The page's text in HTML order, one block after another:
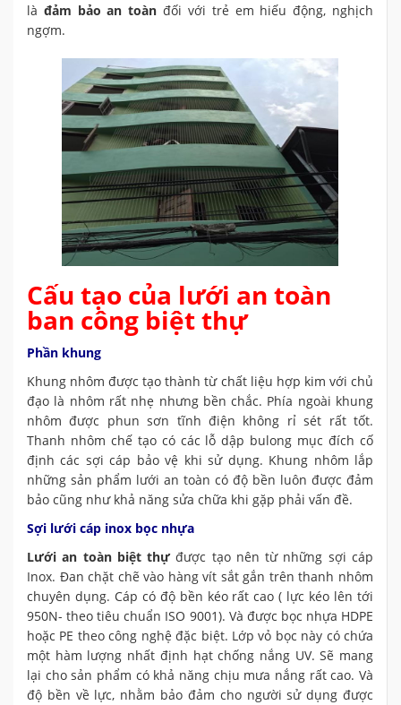
là đảm bảo an toàn đối với trẻ em hiếu động, nghịch
ngợm.
Cấu tạo của lưới an toàn
ban công biệt thự
Phần khung
Khung nhôm được tạo thành từ chất liệu hợp kim với chủ
đạo là nhôm rất nhẹ nhưng bền chắc. Phía ngoài khung
nhôm được phun sơn tĩnh điện không rỉ sét rất tốt.
Thanh nhôm chế tạo có các lỗ dập bulong mục đích cố
định các sợi cáp bảo vệ khi sử dụng. Khung nhôm lắp
những sản phẩm lưới an toàn có độ bền luôn được đảm
bảo cũng như khả năng sửa chữa khi gặp phải vấn đề.
Sợi lưới cáp inox bọc nhựa
Lưới an toàn biệt thựđược tạo nên từ những sợi cáp
Inox. Đan chặt chẽ vào hàng vít sắt gắn trên thanh nhôm
chuyên dụng. Cáp có độ bền kéo rất cao ( lực kéo lên tới
950N- theo tiêu chuẩn ISO 9001). Và được bọc nhựa HDPE
hoặc PE theo công nghệ đặc biệt. Lớp vỏ bọc này có chứa
một hàm lượng nhất định hạt chống nắng UV. Sẽ mang
lại cho sản phẩm có khả năng chịu mưa nắng rất cao. Và
độ bền về lực, nhằm bảo đảm cho người sử dụng được